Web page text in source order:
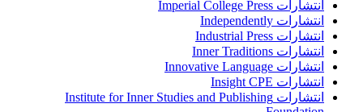
انتشارات Imperial College Press
انتشارات Independently
انتشارات Industrial Press
انتشارات Inner Traditions
انتشارات Innovative Language
انتشارات Insight CPE
انتشارات Institute for Inner Studies and Publishing